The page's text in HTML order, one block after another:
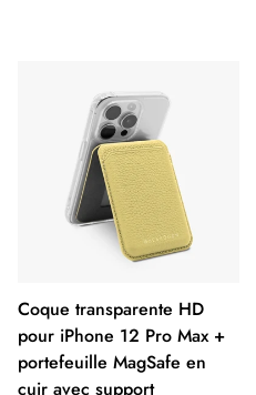
Coque transparente HD
pour iPhone 12 Pro Max +
portefeuille MagSafe en
cuir avec support